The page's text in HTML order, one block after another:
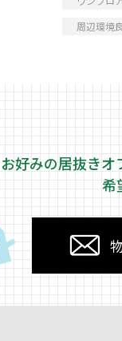
周辺環境
お好みの居抜き
希